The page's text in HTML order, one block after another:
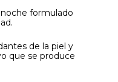
formulado
de la piel y
que se produce